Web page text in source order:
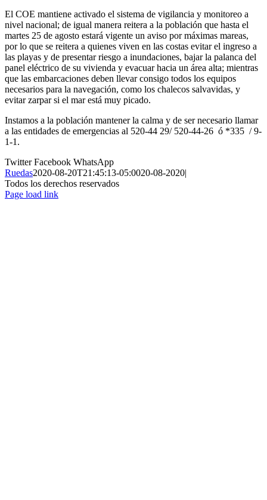
El COE mantiene activado el sistema de vigilancia y monitoreo a
nivel nacional; de igual manera reitera a la población que hasta el
martes 25 de agosto estará vigente un aviso por máximas mareas,
por lo que se reitera a quienes viven en las costas evitar el ingreso a
las playas y de presentar riesgo a inundaciones, bajar la palanca del
panel eléctrico de su vivienda y evacuar hacia un área alta; mientras
que las embarcaciones deben llevar consigo todos los equipos
necesarios para la navegación, como los chalecos salvavidas, y
evitar zarpar si el mar está muy picado.
Instamos a la población mantener la calma y de ser necesario llamar
a las entidades de emergencias al 520-44 29/ 520-44-26 ó *335 / 9-
1-1.
TwitterFacebook WhatsApp
Ruedas2020-08-20T21:45:13-05:0020-08-2020|
Todos los derechos reservados
Page load link